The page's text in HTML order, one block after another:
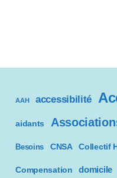
AAH accessibilité
aidants
Besoins CNSA Collectif
Compensation domicile